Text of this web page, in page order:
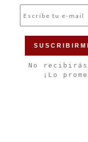
No recibirás
¡Lo